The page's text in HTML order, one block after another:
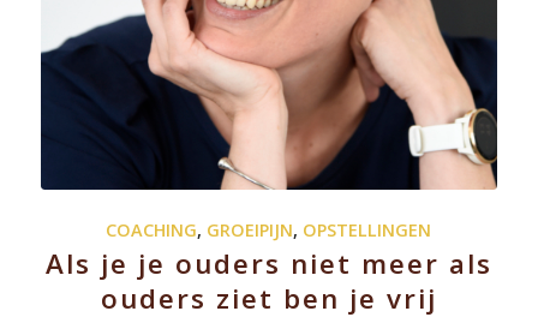
COACHING, GROEIPIJN, OPSTELLINGEN
Als je je ouders niet meer als
ouders ziet ben je vrij